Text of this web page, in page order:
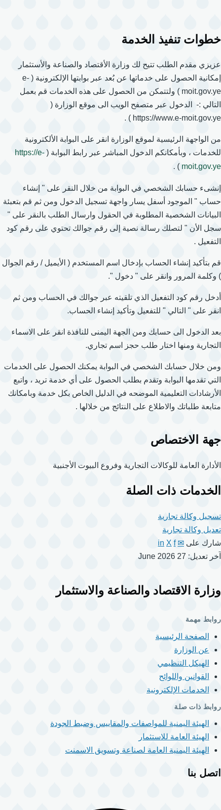
خطوات تنفيذ الخدمة
عزيزي مقدم الطلب تتيح لك وزارة الأقتصاد والصناعة والأستثمار
إمكانية الحصول على خدماتها عن بُعد عبر بوابتها الإلكترونية ( e-
moit.gov.ye ) ولتتمكن من الحصول على هذه الخدمات قم بعمل
التالي :- الدخول عبر متصفح الويب الى موقع الوزارة (
https://www.e-moit.gov.ye ) .
من الواجهة الرئيسية لموقع الوزارة انقر على البوابة الألكترونية
للخدمات ، وبأمكانكم الدخول المباشر عبر رابط البوابة ( https://e-
moit.gov.ye
) .
إنشىء حسابك الشخصي في البوابة من خلال النقر على " إنشاء
حساب " الموجود أسفل يسار واجهة تسجيل الدخول ومن ثم قم بتعبئة
البيانات الشخصية المطلوبة في الحقول وارسال الطلب بالنقر على "
سجل الأن " لتصلك رسالة نصية إلى رقم جوالك تحتوي على رقم كود
التفعيل .
قم بتأكيد إنشاء الحساب بإدخال اسم المستخدم ( الأيميل / رقم الجوال
) وكلمة المرور وانقر على " دخول ".
أدخل رقم كود التفعيل الذي تلقيته عبر جوالك في الحساب ومن ثم
انقر على " التالي " للتفعيل وتأكيد إنشاء الحساب.
بعد الدخول الى حسابك ومن الجهة اليمنى للنافذة انقر على الاسماء
التجارية ومنها اختار طلب حجز اسم تجاري.
ومن خلال حسابك الشخصي في البوابة يمكنك الحصول على الخدمات
التي تقدمها البوابة وتقدم بطلب الحصول على أي خدمة تريد ، واتبع
الأرشادات التعليمية الموضحه في الدليل الخاص بكل خدمة وبامكانك
متابعة طلباتك والاطلاع على النتائج من خلالها .
جهة الاختصاص
الأدارة العامة للوكالات التجارية وفروع البيوت الأجنبية
الخدمات ذات الصلة
تسجيل وكالة تجارية
تعديل وكالة تجارية
شارك على ✉
in X f
آخر تعديل: 27 June 2026
وزارة الاقتصاد والصناعة والاستثمار
روابط مهمة
الصفحة الرئيسية
عن الوزارة
الهيكل التنظيمي
القوانين واللوائح
الخدمات الإلكترونية
روابط ذات صلة
الهيئة اليمنية للمواصفات والمقاييس وضبط الجودة
الهيئة العامة للاستثمار
الهيئة اليمنية العامة لصناعة وتسويق الاسمنت
اتصل بنا